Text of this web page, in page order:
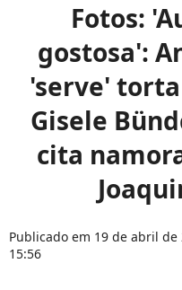
Fotos:
gostosa':
'serve'
Gisele
cita
Publicado em 19 de abril de
15:56